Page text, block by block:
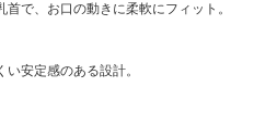
で、お口の動きに柔軟にフィット。
安定感のある設計。